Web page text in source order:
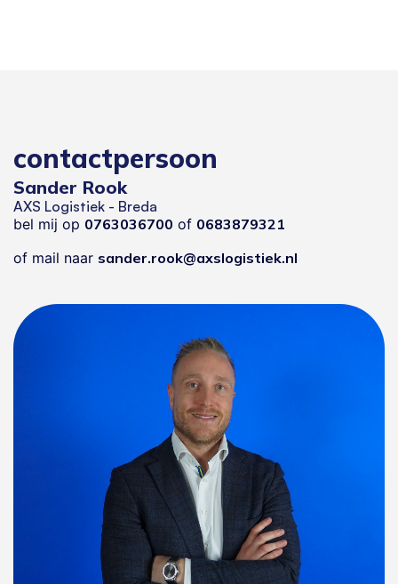
contactpersoon
Sander Rook
AXS Logistiek - Breda
bel mij op 0763036700 of 0683879321
of mail naar sander.rook@axslogistiek.nl